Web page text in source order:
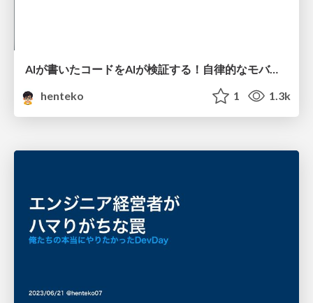
AIが書いたコードをAIが検証する！自律的なモバイルアプリ開発の実現
henteko
1 1.3k